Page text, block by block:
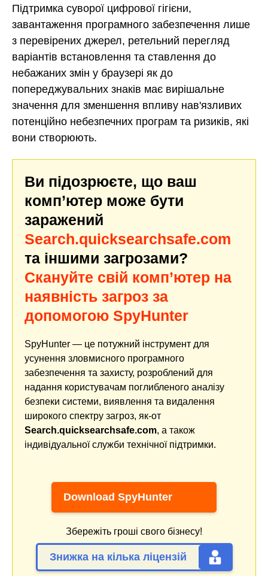
Підтримка суворої цифрової гігієни,
завантаження програмного забезпечення лише
з перевірених джерел, ретельний перегляд
варіантів встановлення та ставлення до
небажаних змін у браузері як до
попереджувальних знаків має вирішальне
значення для зменшення впливу нав'язливих
потенційно небезпечних програм та ризиків, які
вони створюють.
Ви підозрюєте, що ваш
комп’ютер може бути
заражений
Search.quicksearchsafe.com
та іншими загрозами?
Скануйте свій комп’ютер на
наявність загроз за
допомогою SpyHunter
SpyHunter — це потужний інструмент для
усунення зловмисного програмного
забезпечення та захисту, розроблений для
надання користувачам поглибленого аналізу
безпеки системи, виявлення та видалення
широкого спектру загроз, як-от
Search.quicksearchsafe.com, а також
індивідуальної служби технічної підтримки.
Download SpyHunter
Збережіть гроші свого бізнесу!
Знижка на кілька ліцензій